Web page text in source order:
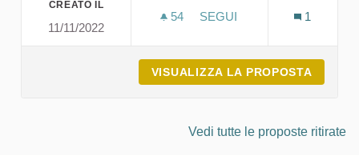
CREATO IL
11/11/2022
54 54 SOSTENITORI
SEGUI
1
VISUALIZZA LA PROPOSTA
Vedi tutte le proposte ritirate